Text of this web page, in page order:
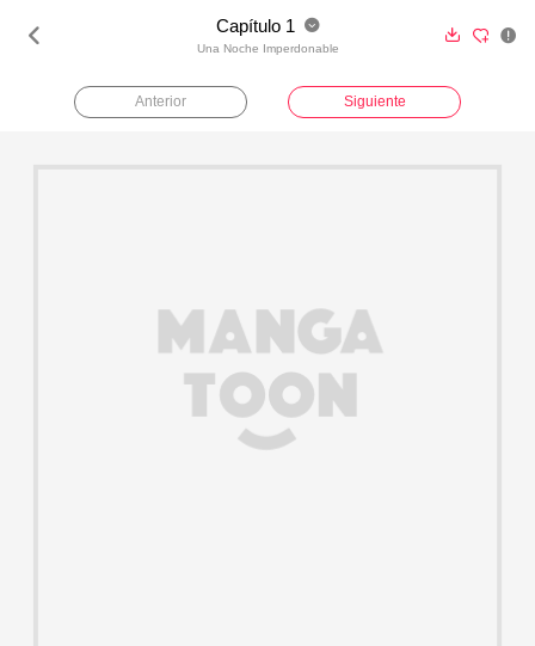
 Capítulo 1 
Una Noche Imperdonable
  
Anterior Siguiente